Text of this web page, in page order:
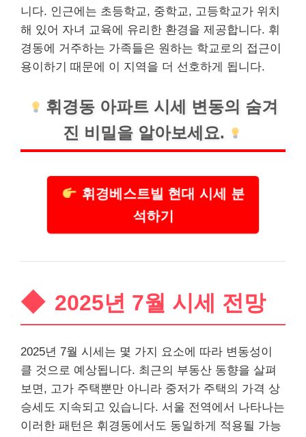
니다. 인근에는 초등학교, 중학교, 고등학교가 위치
해 있어 자녀 교육에 유리한 환경을 제공합니다. 휘
경동에 거주하는 가족들은 원하는 학교로의 접근이
용이하기 때문에 이 지역을 더 선호하게 됩니다.
휘경동 아파트 시세 변동의 숨겨
진 비밀을 알아보세요.
휘경베스트빌 현대 시세 분
석하기
2025년 7월 시세 전망
2025년 7월 시세는 몇 가지 요소에 따라 변동성이
클 것으로 예상됩니다. 최근의 부동산 동향을 살펴
보면, 고가 주택뿐만 아니라 중저가 주택의 가격 상
승세도 지속되고 있습니다. 서울 전역에서 나타나는
이러한 패턴은 휘경동에서도 동일하게 적용될 가능